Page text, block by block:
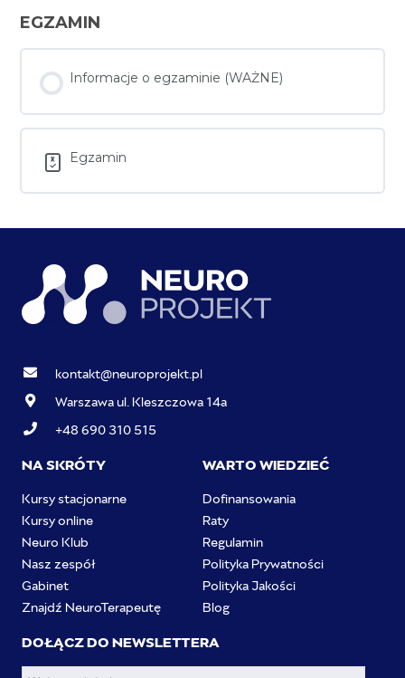
EGZAMIN
Informacje o egzaminie (WAŻNE)
Egzamin
kontakt@neuroprojekt.pl
Warszawa ul. Kleszczowa 14a
+48 690 310 515
NA SKRÓTY
Kursy stacjonarne
Kursy online
Neuro Klub
Nasz zespół
Gabinet
Znajdź NeuroTerapeutę
WARTO WIEDZIEĆ
Dofinansowania
Raty
Regulamin
Polityka Prywatności
Polityka Jakości
Blog
DOŁĄCZ DO NEWSLETTERA